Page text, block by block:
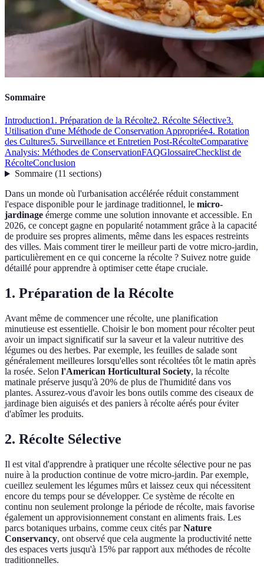
Sommaire
Introduction1. Préparation de la Récolte2. Récolte Sélective3.
Utilisation d'une Méthode de Conservation Appropriée4. Rotation
des Cultures5. Surveillance et Entretien Post-RécolteComparative
Analysis: Méthodes de ConservationFAQGlossaireChecklist de
RécolteConclusion
Sommaire(11 sections)
Dans un monde où l'urbanisation accélérée réduit constamment
l'espace disponible pour le jardinage traditionnel, le micro-
jardinage émerge comme une solution innovante et accessible. En
2026, ce concept gagne en popularité notamment grâce à la capacité
de produire ses propres aliments, même dans les espaces restreints
des villes. Mais comment tirer le meilleur parti de votre micro-jardin,
particulièrement en ce qui concerne la récolte ? Suivez notre guide
détaillé pour apprendre à optimiser cette étape cruciale.
1. Préparation de la Récolte
Avant même de commencer une récolte, une planification
minutieuse est essentielle. Choisir le bon moment pour récolter peut
avoir un impact significatif sur la saveur et la valeur nutritive des
légumes ou des herbes. Par exemple, les feuilles de salade sont
généralement meilleures lorsqu'elles sont récoltées tôt le matin après
la rosée. Selon l'American Horticultural Society, la récolte
matinale préserve jusqu'à 20% de plus de l'humidité dans vos
plantes. Assurez-vous d'avoir les bons outils comme des ciseaux de
jardinage bien aiguisés et des paniers à récolte aérés pour éviter
d'abîmer les produits.
2. Récolte Sélective
Il est vital d'apprendre à pratiquer une récolte sélective pour ne pas
nuire à la production continue de votre micro-jardin. Par exemple,
cueillez seulement les légumes mûrs et laissez ceux qui nécessitent
encore du temps pour se développer. Ce système de récolte en
continu non seulement prolonge la période de récolte, mais favorise
également un approvisionnement constant en aliments frais. Les
parcs botaniques urbains, comme ceux cités parNature
Conservancy, ont observé que cela augmente la productivité nette
des espaces verts jusqu'à 15% par rapport aux méthodes de récolte
traditionnelles.